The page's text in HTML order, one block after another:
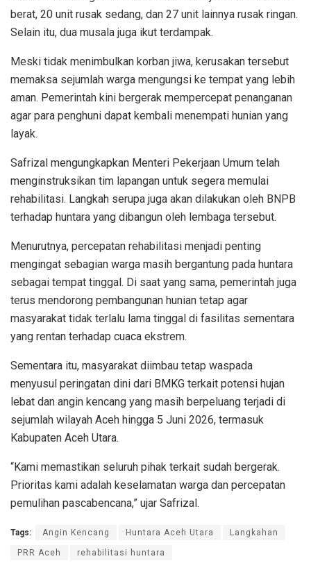
berat, 20 unit rusak sedang, dan 27 unit lainnya rusak ringan.
Selain itu, dua musala juga ikut terdampak.
Meski tidak menimbulkan korban jiwa, kerusakan tersebut
memaksa sejumlah warga mengungsi ke tempat yang lebih
aman. Pemerintah kini bergerak mempercepat penanganan
agar para penghuni dapat kembali menempati hunian yang
layak.
Safrizal mengungkapkan Menteri Pekerjaan Umum telah
menginstruksikan tim lapangan untuk segera memulai
rehabilitasi. Langkah serupa juga akan dilakukan oleh BNPB
terhadap huntara yang dibangun oleh lembaga tersebut.
Menurutnya, percepatan rehabilitasi menjadi penting
mengingat sebagian warga masih bergantung pada huntara
sebagai tempat tinggal. Di saat yang sama, pemerintah juga
terus mendorong pembangunan hunian tetap agar
masyarakat tidak terlalu lama tinggal di fasilitas sementara
yang rentan terhadap cuaca ekstrem.
Sementara itu, masyarakat diimbau tetap waspada
menyusul peringatan dini dari BMKG terkait potensi hujan
lebat dan angin kencang yang masih berpeluang terjadi di
sejumlah wilayah Aceh hingga 5 Juni 2026, termasuk
Kabupaten Aceh Utara.
“Kami memastikan seluruh pihak terkait sudah bergerak.
Prioritas kami adalah keselamatan warga dan percepatan
pemulihan pascabencana,” ujar Safrizal.
Tags: Angin Kencang Huntara Aceh Utara Langkahan
PRR Aceh rehabilitasi huntara